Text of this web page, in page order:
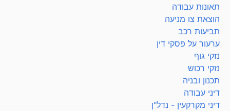
תאונות עבודה
הוצאת צו מניעה
תביעות רכב
ערעור על פסקי דין
נזקי גוף
נזקי רכוש
תכנון ובניה
דיני עבודה
דיני מקרקעין - נדל"ן